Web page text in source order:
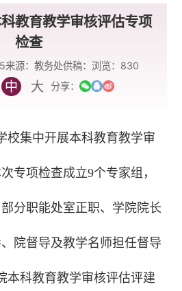
教育教学审核评估专项
检查
来源：教务处供稿： 浏览： 830
中 大 分享：
校集中开展本科教育教学审
专项检查成立9个专家组，
分职能处室正职、学院院长
院督导及教学名师担任督导
本科教育教学审核评估评建